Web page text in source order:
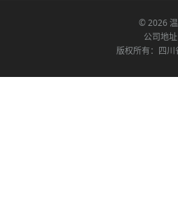
© 2026
公司地
版权所有：四